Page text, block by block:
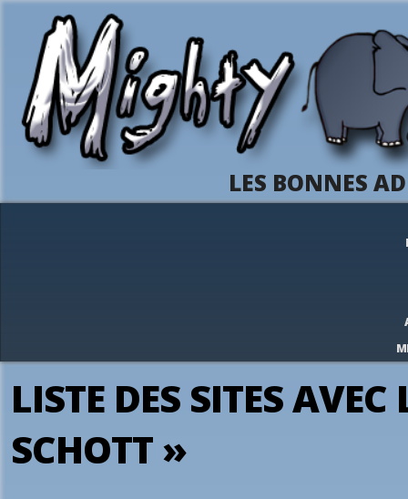
LES BONNES
LISTE DES SITES
SCHOTT »